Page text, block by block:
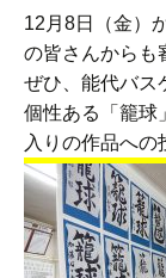
12月8日（金）
の皆さんからも
ぜひ、能代バス
個性ある「籠球
入りの作品への